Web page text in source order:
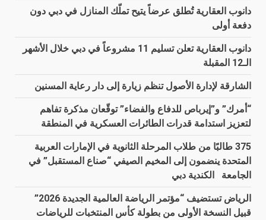
دانوب العقارية تُطلق عرضاً يتيح تملّك المنازل في دبي دون
دفعة أولى
دانوب العقارية تعلن تسليم 11 مشروعاً في دبي خلال الأشهر
الـ12 المقبلة
الشارقة لإدارة الأصول تنظم زيارة إلى دار رعاية المسنين
“أمرك” و”إيرباص للدفاع والفضاء” توقّعان مذكرة تفاهم
لتعزيز استدامة قدرات الطائرات العسكرية في المنطقة
375 طالبًا من طلاب المرحلة الثانوية في الإمارات العربية
المتحدة ينضمون إلى المخيم الصيفي “صناع المستقبل” في
الجامعة الكندية دبي
الرياض تستضيف “مؤتمر الرياضة العالمية الجديدة 2026”
قبيل النسخة الأولى من بطولة كأس المنتخبات للرياضات